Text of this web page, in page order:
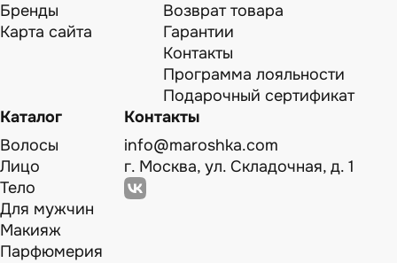
Бренды
Карта сайта
Возврат товара
Гарантии
Контакты
Программа лояльности
Подарочный сертификат
Каталог
Волосы
Лицо
Тело
Для мужчин
Макияж
Парфюмерия
Контакты
info@maroshka.com
г. Москва, ул. Складочная, д. 1